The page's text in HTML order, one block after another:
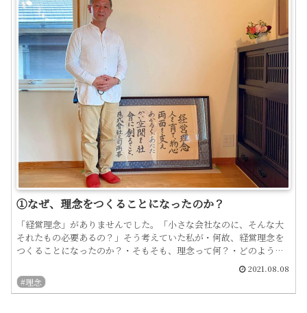
①なぜ、理念をつくることになったのか？
「経営理念」がありませんでした。「小さな会社なのに、そんな大
それたもの必要あるの？」そう考えていた私が・何故、経営理念を
つくることになったのか？・そもそも、理念って何？・どのよう
に、理念をつくっていったか？経緯と、その中で感じたことを書い
て...
2021.08.08
#理念